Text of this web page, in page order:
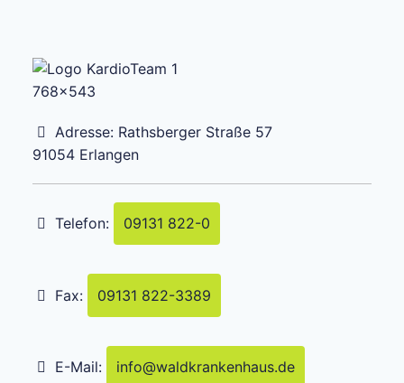
Adresse: Rathsberger Straße 57
91054 Erlangen
Telefon: 09131 822-0
Fax: 09131 822-3389
E-Mail: info@waldkrankenhaus.de